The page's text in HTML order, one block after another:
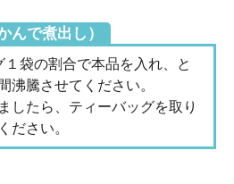
んで煮出し）
袋の割合で本品を入れ、と
沸騰させてください。
したら、ティーバッグを取り
ください。